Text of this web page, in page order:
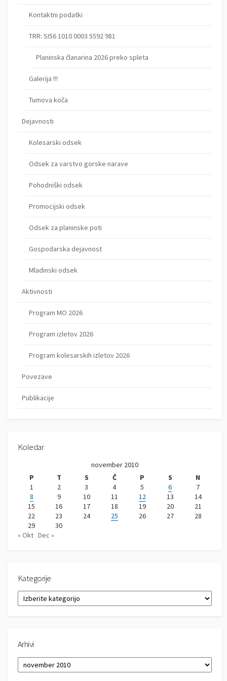
Kontaktni podatki
TRR: SI56 1010 0003 5592 981
Planinska članarina 2026 preko spleta
Galerija !!!
Tumova koča
Dejavnosti
Kolesarski odsek
Odsek za varstvo gorske narave
Pohodniški odsek
Promocijski odsek
Odsek za planinske poti
Gospodarska dejavnost
Mladinski odsek
Aktivnosti
Program MO 2026
Program izletov 2026
Program kolesarskih izletov 2026
Povezave
Publikacije
Koledar
november 2010
P
T S Č P S
N
1
2 3 4 5 6
7
8
9 10 11 12 13
14
15
16 17 18 19 20
21
22
23 24 25 26 27
28
29
30
« Okt Dec »
Kategorije
a
o
j
Arhivi
r